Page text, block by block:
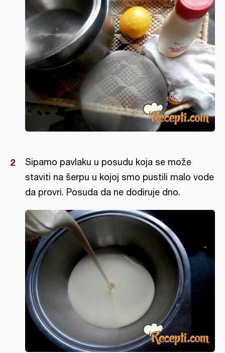
Sipamo pavlaku u posudu koja se može
staviti na šerpu u kojoj smo pustili malo vode
da provri. Posuda da ne dodiruje dno.